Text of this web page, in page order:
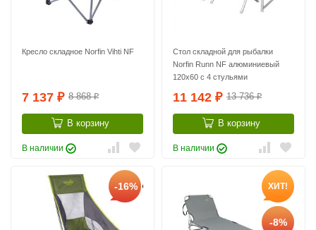
Кресло складное Norfin Vihti NF
7 137 ₽ 8 868₽
В корзину
В наличии
Стол складной для рыбалки
Norfin Runn NF алюминиевый
120x60 с 4 стульями
11 142 ₽ 13 736₽
В корзину
В наличии
-16% ХИТ!
-8%